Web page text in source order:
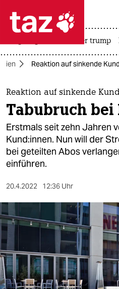
 taz zahl
taz zahl ich
themen
politik
öko
gesellschaft
kultur
sport
berlin
nord
wahrheit
usa unter trump
Reaktion auf sinkende
Reaktion auf sinkende
Tabubruch
Erstmals seit zehn Jahren
Kund:innen. Nun will der
bei geteilten Abos
einführen.
20.4.2022 12:36 Uhr